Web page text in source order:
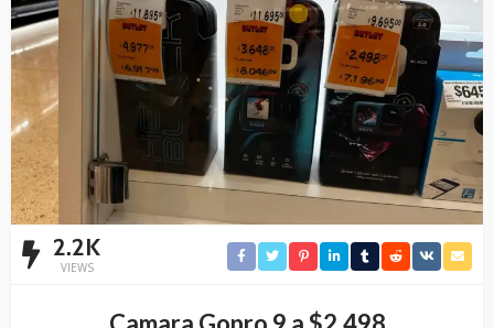
2.2K
VIEWS